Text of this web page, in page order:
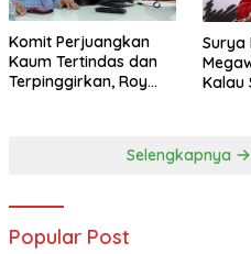
Komit Perjuangkan
Kaum Tertindas dan
Terpinggirkan, Roy
Surya
Kalau
Selengkapnya
Popular Post